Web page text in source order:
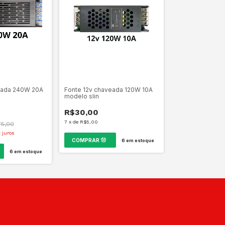
240W 20A
juros
6 em estoque
Fonte 12v chaveada 120W 10A
modelo slin
R$30,00
7 x de R$5,00
6 em estoque